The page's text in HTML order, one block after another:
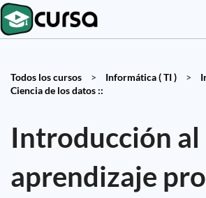
Todos los cursos > Informática ( TI ) >
Ciencia de los datos ::
Introducción al
aprendizaje